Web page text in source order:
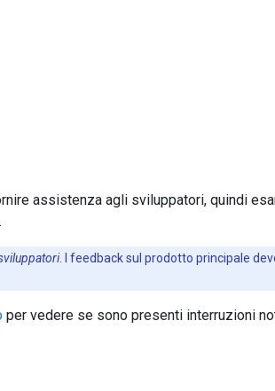
assistenza agli sviluppatori, quindi
. I feedback sul prodotto principale
per vedere se sono presenti interruzioni